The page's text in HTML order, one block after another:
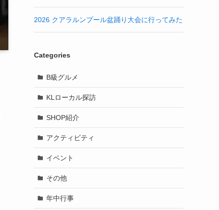
2026 クアラルンプール盆踊り大会に行ってみた
Categories
B級グルメ
KLローカル探訪
SHOP紹介
アクティビティ
イベント
その他
年中行事